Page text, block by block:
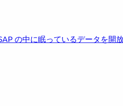
の中に眠っているデータを開